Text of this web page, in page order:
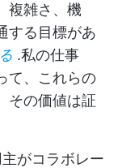
複雑さ、機
する目標があ
.私の仕事
て、これらの
その価値は証
がコラボレー